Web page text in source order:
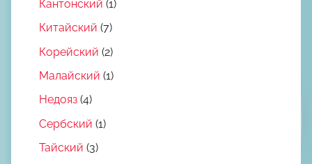
Кантонский (1)
Китайский (7)
Корейский (2)
Малайский (1)
Недояз (4)
Сербский (1)
Тайский (3)